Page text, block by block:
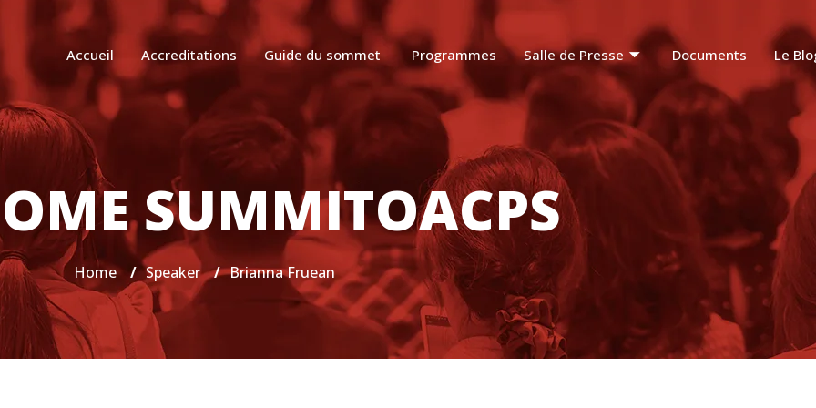
Accueil Accreditations Guide du sommet Programmes Salle de Presse Documents Le
SUMMITOACPS
Home / Speaker / Brianna Fruean